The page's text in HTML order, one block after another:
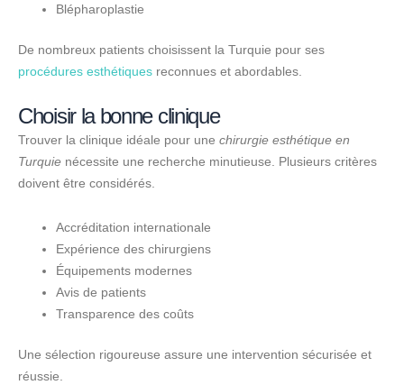
Blépharoplastie
De nombreux patients choisissent la Turquie pour ses
procédures esthétiques reconnues et abordables.
Choisir la bonne clinique
Trouver la clinique idéale pour une chirurgie esthétique en
Turquie nécessite une recherche minutieuse. Plusieurs critères
doivent être considérés.
Accréditation internationale
Expérience des chirurgiens
Équipements modernes
Avis de patients
Transparence des coûts
Une sélection rigoureuse assure une intervention sécurisée et
réussie.